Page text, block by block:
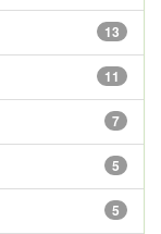
13
11
7
5
5